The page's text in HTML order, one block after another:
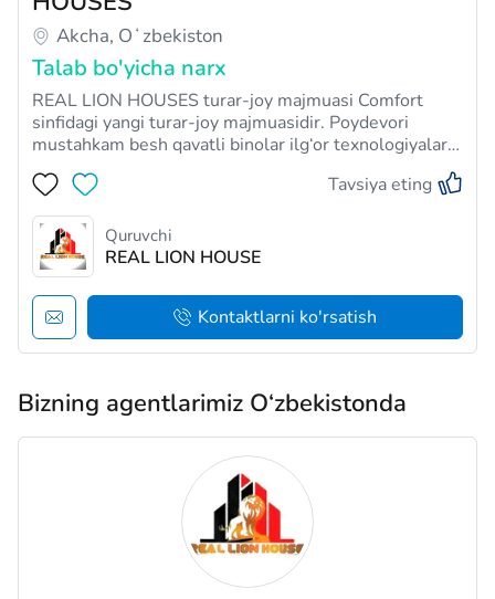
Akcha, Oʻzbekiston
Talab bo'yicha narx
REAL LION HOUSES turar-joy majmuasi Comfort
sinfidagi yangi turar-joy majmuasidir. Poydevori
mustahkam besh qavatli binolar ilg‘or texnologiyalar
va sifatli materiallardan foydalangan holda qad
rostladi. Majmuamiz hududida oilangizning kichik
bolalari uchun maxsus o‘yin maydonchalari mavju…
Tavsiya eting
Quruvchi
REAL LION HOUSE
Kontaktlarni ko'rsatish
Bizning agentlarimiz O‘zbekistonda